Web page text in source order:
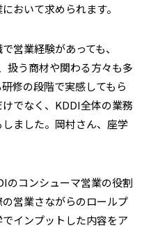
おいて求められます。
営業経験があっても、
扱う商材や関わる方々も多
修の段階で実感してもら
でなく、KDDI全体の業務
ました。岡村さん、座学
のコンシューマ営業の役割
営業さながらのロールプ
インプットした内容をア